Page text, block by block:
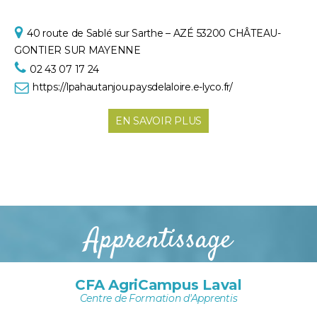
40 route de Sablé sur Sarthe – AZÉ 53200 CHÂTEAU-
GONTIER SUR MAYENNE
02 43 07 17 24
https://lpahautanjou.paysdelaloire.e-lyco.fr/
EN SAVOIR PLUS
Apprentissage
CFA AgriCampus Laval
Centre de Formation d'Apprentis